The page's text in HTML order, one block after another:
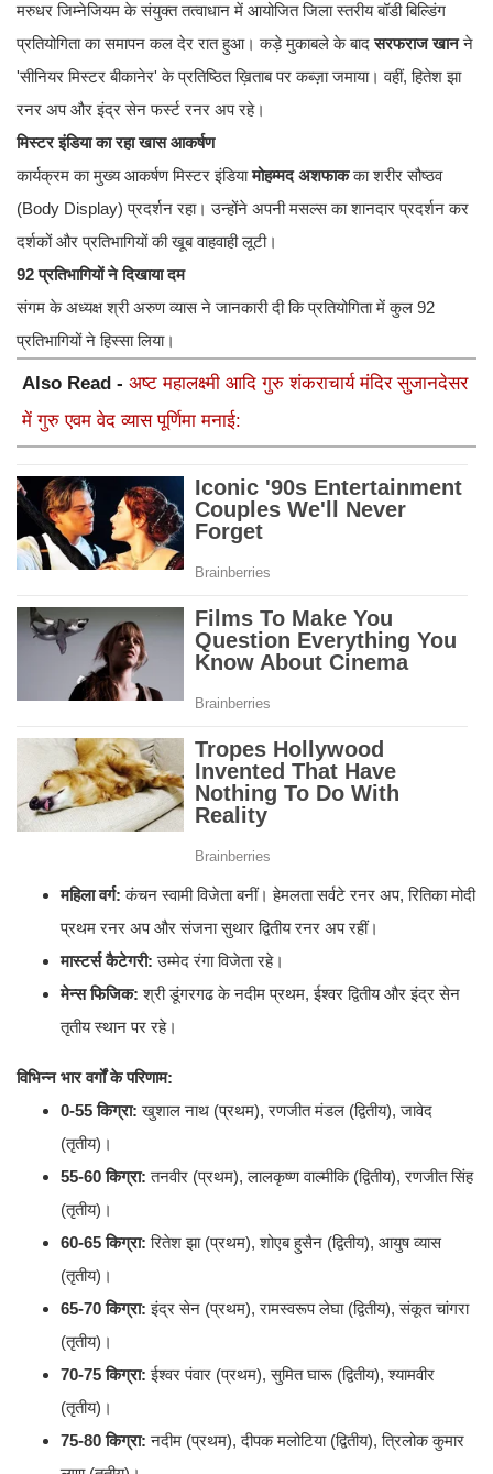
मरुधर जिम्नेजियम के संयुक्त तत्वाधान में आयोजित जिला स्तरीय बॉडी बिल्डिंग
प्रतियोगिता का समापन कल देर रात हुआ। कड़े मुकाबले के बादसरफराज खानने
'सीनियर मिस्टर बीकानेर' के प्रतिष्ठित ख़िताब पर कब्ज़ा जमाया। वहीं, हितेश झा
रनर अप और इंद्र सेन फर्स्ट रनर अप रहे।
मिस्टर इंडिया का रहा खास आकर्षण
कार्यक्रम का मुख्य आकर्षण मिस्टर इंडियामोहम्मद अशफाकका शरीर सौष्ठव
(Body Display) प्रदर्शन रहा। उन्होंने अपनी मसल्स का शानदार प्रदर्शन कर
दर्शकों और प्रतिभागियों की खूब वाहवाही लूटी।
92 प्रतिभागियों ने दिखाया दम
संगम के अध्यक्ष श्री अरुण व्यास ने जानकारी दी कि प्रतियोगिता में कुल 92
प्रतिभागियों ने हिस्सा लिया।
Also Read - अष्ट महालक्ष्मी आदि गुरु शंकराचार्य मंदिर सुजानदेसर
में गुरु एवम वेद व्यास पूर्णिमा मनाई:
महिला वर्ग: कंचन स्वामी विजेता बनीं। हेमलता सर्वटे रनर अप, रितिका मोदी
प्रथम रनर अप और संजना सुथार द्वितीय रनर अप रहीं।
मास्टर्स कैटेगरी: उम्मेद रंगा विजेता रहे।
मेन्स फिजिक: श्री डूंगरगढ के नदीम प्रथम, ईश्वर द्वितीय और इंद्र सेन
तृतीय स्थान पर रहे।
विभिन्न भार वर्गों के परिणाम:
0-55 किग्रा: खुशाल नाथ (प्रथम), रणजीत मंडल (द्वितीय), जावेद
(तृतीय)।
55-60 किग्रा: तनवीर (प्रथम), लालकृष्ण वाल्मीकि (द्वितीय), रणजीत सिंह
(तृतीय)।
60-65 किग्रा: रितेश झा (प्रथम), शोएब हुसैन (द्वितीय), आयुष व्यास
(तृतीय)।
65-70 किग्रा: इंद्र सेन (प्रथम), रामस्वरूप लेघा (द्वितीय), संकूत चांगरा
(तृतीय)।
70-75 किग्रा: ईश्वर पंवार (प्रथम), सुमित घारू (द्वितीय), श्यामवीर
(तृतीय)।
75-80 किग्रा: नदीम (प्रथम), दीपक मलोटिया (द्वितीय), त्रिलोक कुमार